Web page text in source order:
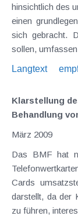
hinsichtlich des
einen grundlegenden
sich gebracht. Die
Langtext
Klarstellung
Behandlung
März 2009
Das BMF hat
Telefonwertkarten bzw. vergleichbaren Ladebons und
Cards
darstellt, da der
zu führen,